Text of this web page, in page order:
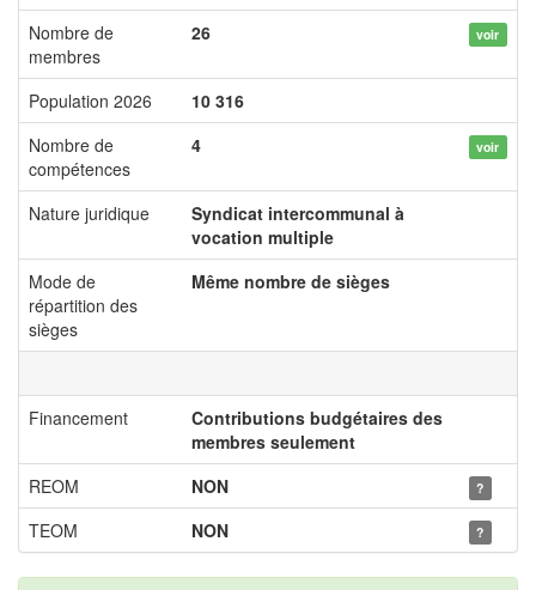
Nombre de
membres
26 voir
Population 2026
10 316
Nombre de
compétences
4 voir
Nature juridique
Syndicat intercommunal à
vocation multiple
Mode de
répartition des
sièges
Même nombre de sièges
Financement
Contributions budgétaires des
membres seulement
REOM
NON ?
TEOM NON ?